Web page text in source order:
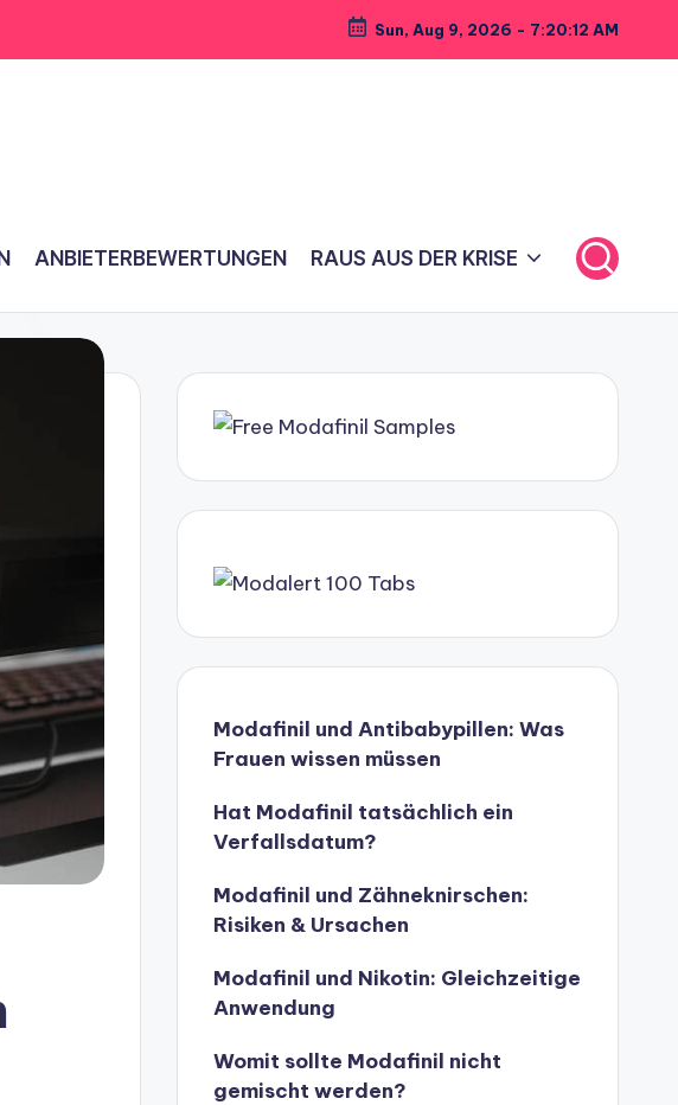
Sun, Aug 9, 2026 - 7:20:13 AM
ANBIETERBEWERTUNGEN RAUS AUS DER KRISE
Modafinil und Antibabypillen: Was
Frauen wissen müssen
Hat Modafinil tatsächlich ein
Verfallsdatum?
Modafinil und Zähneknirschen:
Risiken & Ursachen
Modafinil und Nikotin: Gleichzeitige
Anwendung
Womit sollte Modafinil nicht
gemischt werden?